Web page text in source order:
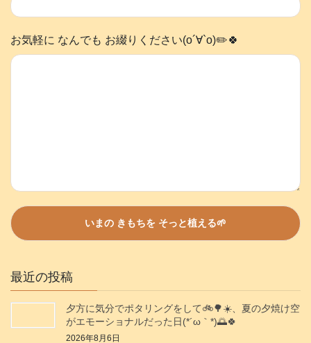
お気軽に なんでも お綴りください(о´∀`о)✏️🍀
最近の投稿
夕方に気分でポタリングをして🚲️🌳☀️、夏の夕焼け空
がエモーショナルだった日(⁠*⁠´⁠ω⁠｀⁠*⁠)🌅🍀
2026年8月6日